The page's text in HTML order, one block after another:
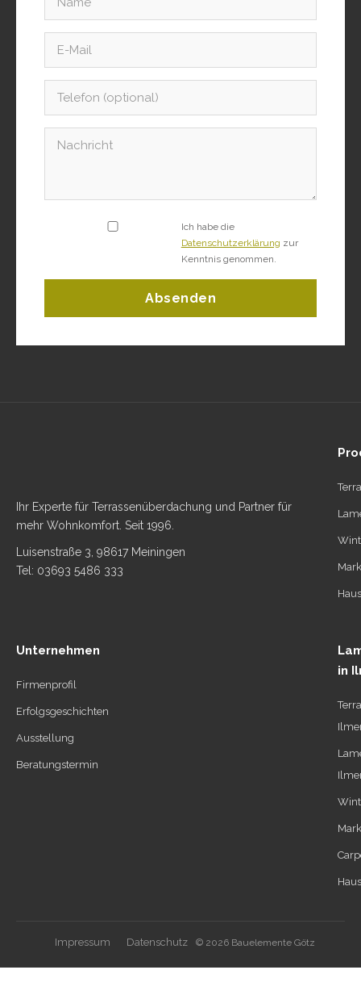
Ich habe die
Datenschutzerklärung zur
Kenntnis genommen.
Absenden
Ihr Experte für Terrassenüberdachung und Partner für
mehr Wohnkomfort. Seit 1996.
Luisenstraße 3, 98617 Meiningen
Tel: 03693 5486 333
Unternehmen
Firmenprofil
Erfolgsgeschichten
Ausstellung
Beratungstermin
in
Impressum Datenschutz © 2026 Bauelemente Götz